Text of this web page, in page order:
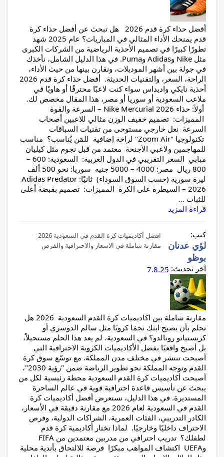
أفضل حذاء كرة قدم 2026 هل تبحث عن أفضل حذاء كرة
قدم يمنحك الأداء المثالي في المباريات؟ عام 2025 شهد
تطورًا كبيرًا في تصميم الأحذية الرياضية من الشركات الكبرى
مثل Nike وAdidas وPuma. في هذا الدليل الشامل، نأخذك
في جولة بين أشهر الموديلات، ونقارن بينها من حيث الأداء،
الراحة، السعر، والتقنيات الحديثة. أفضل حذاء كرة قدم 2026
أحذية نايكي واديداس سواء كنت لاعبًا محترفًا أو هاويًا في
ملاعب السعودية أو سوريا أو مصر، هذا المقال مخصص لك.
أولاً: حذاء Nike Mercurial 2026 – السرعة والقوة
المميزات: تصميم خفيف الوزن مثالي للاعبين أصحاب
السرعة نعل خارجي مستوحى من تقنيات السباقات
تكنولوجيا "Zoom Air" لراحة إضافية للمَن يُناسب؟ مناسب
للمهاجمين ولاعبي الأجنحة معتمد من قبل نجوم مثل كيليان
مبابي السعر التقريبي في الدول العربية: السعودية: 600 –
800 ريال مصر: 4000 – 5000 جنيه سوريا: نحو 500 ألف
ليرة سورية (حسب السوق السوداء) ثانيًا: Adidas Predator
2026 – السيطرة على الكرة المميزات: تصميم بقبضة أعلى
للثبات ...
قراءة المزيد
افضل أكاديميات كرة القدم في السعودية 2026 -
مقارنة شاملة في الاسعار والاحترافية والفرص
كتب:
لؤي عدنان
بوظو
آخر تحديث: 7.8.25
مقارنة شاملة بين اكاديميات كرة القدم السعودية 2026 هل
تحلم بأن يصبح ابنك نجمًا كرويًا مثل سالم الدوسري أو
كريستيانو رونالدو؟ في السعودية، لم يعد هذا الحلم مستحيلاً،
بل أصبح واقعيًا بفضل الأكاديميات الكروية الاحترافية التي
أصبحت تنتشر في مختلف مدن المملكة. مع توسّع سوق كرة
القدم وتوجه المملكة نحو تطوير الرياضة ضمن "رؤية 2030"،
أصبحت أكاديميات كرة القدم السعودية محطة رئيسية لكل من
يبحث عن تأسيس قاعدة احترافية قوية في عالم الساحرة
المستديرة. في هذا الدليل، نستعرض أفضل أكاديميات كرة
القدم في السعودية لعام 2026 مع مقارنة دقيقة في الأسعار،
الكادر التدريبي، الفئات العمرية، الشراكات الدولية، وفرص
الاحتراف داخليًا وخارجيًا. لماذا تختار أكاديمية كرة قدم
لطفلك؟ تدريب احترافي من مدربين معتمدين من FIFA
وUEFA اكتشاف المواهب مبكرًا فرصة للالتحاق بأندية محلية